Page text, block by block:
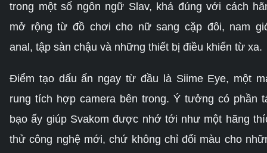
trong một số ngôn ngữ Slav, khá đúng với cách
mở rộng từ đồ chơi cho nữ sang cặp đôi, nam
anal, tập sàn chậu và những thiết bị điều khiển từ xa.
Điểm tạo dấu ấn ngay từ đầu là Siime Eye, một
rung tích hợp camera bên trong. Ý tưởng có phần
bạo ấy giúp Svakom được nhớ tới như một hãng
thử công nghệ mới, chứ không chỉ đổi màu cho